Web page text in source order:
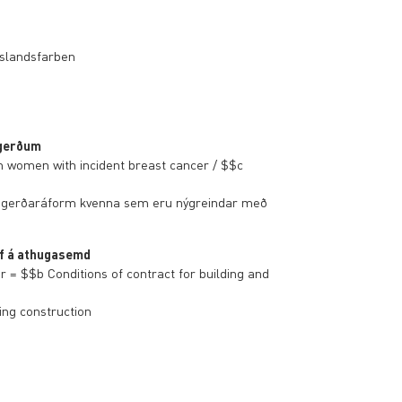
with incident breast cancer / $$c
kvenna sem eru nýgreindar með
athugasemd
$$b Conditions of contract for building and
construction